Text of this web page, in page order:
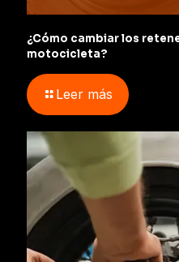
¿Cómo cambiar los
motocicleta?
Leer más